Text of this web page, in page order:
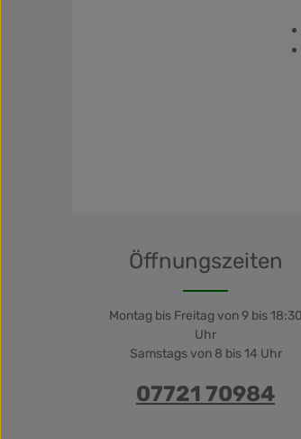
Öffnungszeiten
Montag bis Freitag von 9 bis 18:30
Uhr
Samstags von 8 bis 14 Uhr
07721 70984